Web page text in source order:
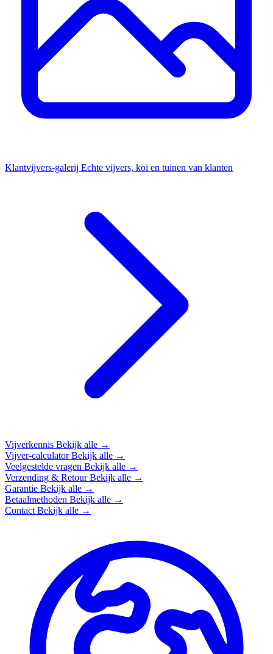
Klantvijvers-galerij Echte vijvers, koi en tuinen van klanten
Vijverkennis Bekijk alle →
Vijver-calculatorBekijk alle →
Veelgestelde vragen Bekijk alle →
Verzending & RetourBekijk alle →
Garantie Bekijk alle →
Betaalmethoden Bekijk alle →
Contact Bekijk alle →